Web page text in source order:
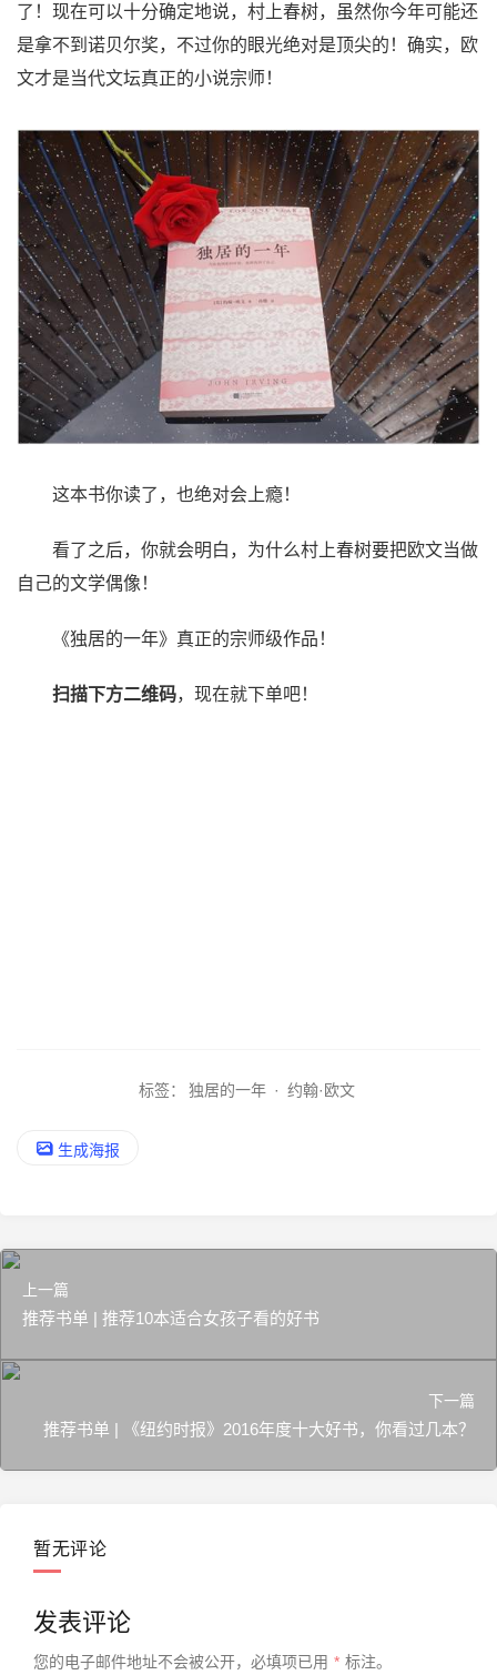
了！现在可以十分确定地说，村上春树，虽然你今年可能还
是拿不到诺贝尔奖，不过你的眼光绝对是顶尖的！确实，欧
文才是当代文坛真正的小说宗师！
这本书你读了，也绝对会上瘾！
看了之后，你就会明白，为什么村上春树要把欧文当做
自己的文学偶像！
《独居的一年》真正的宗师级作品！
扫描下方二维码，现在就下单吧！
标签： 独居的一年 · 约翰·欧文
生成海报
上一篇
推荐书单 | 推荐10本适合女孩子看的好书
下一篇
推荐书单 | 《纽约时报》2016年度十大好书，你看过几本？
暂无评论
发表评论
您的电子邮件地址不会被公开， 必填项已用 * 标注。